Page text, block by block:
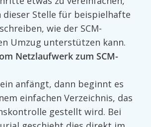
dieser Stelle für beispielhafte
wie der SCM-
Umzug unterstützen kann.
Netzlaufwerk zum SCM-
anfängt, dann beginnt es
einfachen Verzeichnis, das
gestellt wird. Bei